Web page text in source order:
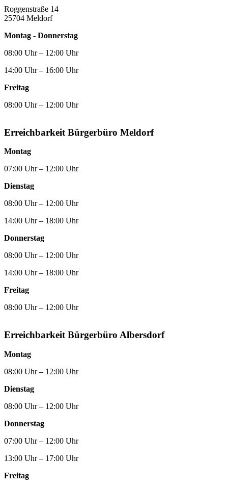
Roggenstraße 14
25704 Meldorf
Montag - Donnerstag
08:00 Uhr – 12:00 Uhr
14:00 Uhr – 16:00 Uhr
Freitag
08:00 Uhr – 12:00 Uhr
Erreichbarkeit Bürgerbüro Meldorf
Montag
07:00 Uhr – 12:00 Uhr
Dienstag
08:00 Uhr – 12:00 Uhr
14:00 Uhr – 18:00 Uhr
Donnerstag
08:00 Uhr – 12:00 Uhr
14:00 Uhr – 18:00 Uhr
Freitag
08:00 Uhr – 12:00 Uhr
Erreichbarkeit Bürgerbüro Albersdorf
Montag
08:00 Uhr – 12:00 Uhr
Dienstag
08:00 Uhr – 12:00 Uhr
Donnerstag
07:00 Uhr – 12:00 Uhr
13:00 Uhr – 17:00 Uhr
Freitag